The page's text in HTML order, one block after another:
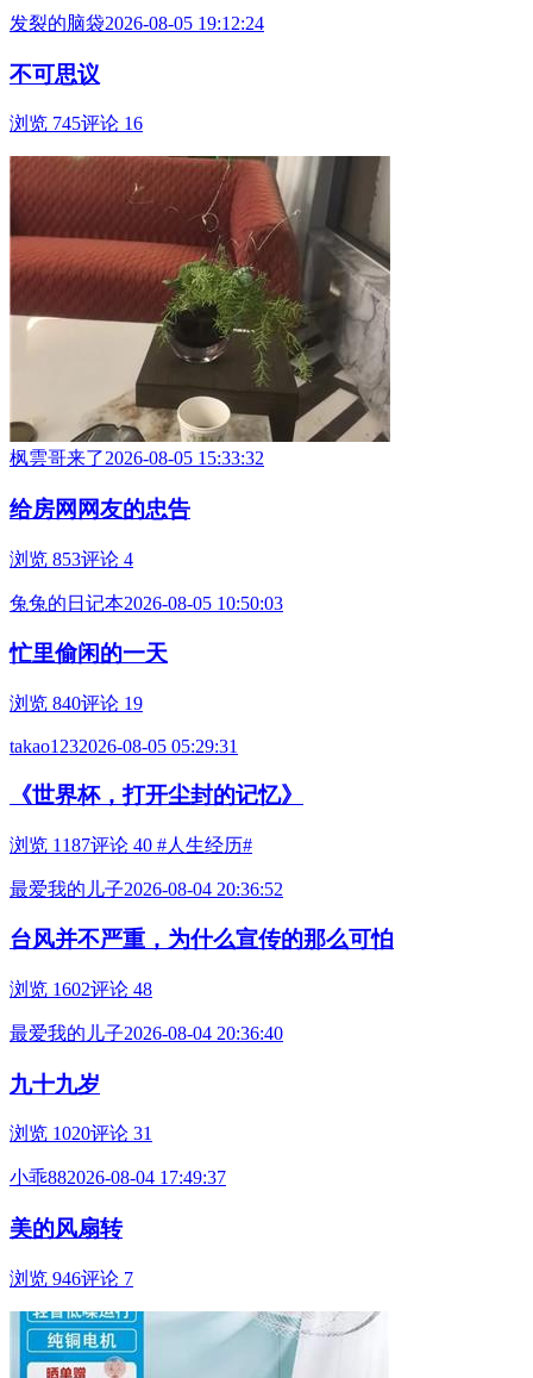
发裂的脑袋2026-08-05 19:12:24
不可思议
浏览 745评论 16
枫雲哥来了2026-08-05 15:33:32
给房网网友的忠告
浏览 853评论 4
兔兔的日记本2026-08-05 10:50:03
忙里偷闲的一天
浏览 840评论 19
takao1232026-08-05 05:29:31
《世界杯，打开尘封的记忆》
浏览 1187评论 40 #人生经历#
最爱我的儿子2026-08-04 20:36:52
台风并不严重，为什么宣传的那么可怕
浏览 1602评论 48
最爱我的儿子2026-08-04 20:36:40
九十九岁
浏览 1020评论 31
小乖882026-08-04 17:49:37
美的风扇转
浏览 946评论 7